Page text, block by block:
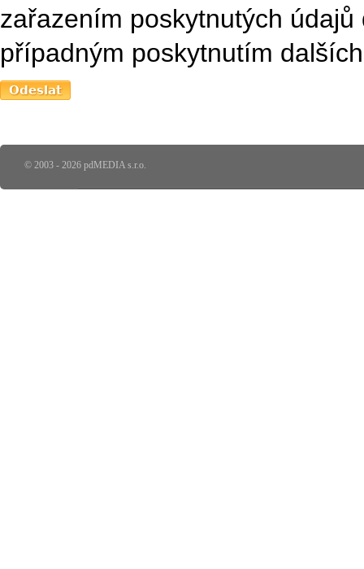
zařazením poskytnutých
případným poskytnutím
© 2003 - 2026 pdMEDIA s.r.o.